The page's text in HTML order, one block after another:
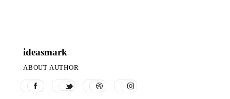
ideasmark
ABOUT AUTHOR